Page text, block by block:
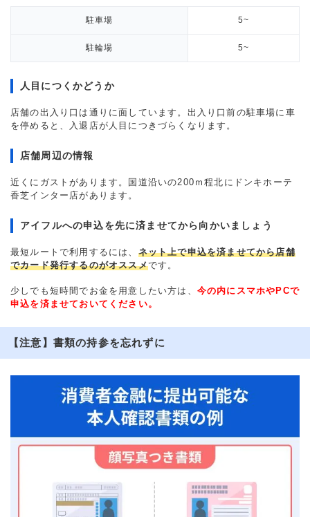
駐車場 5~
駐輪場 5~
人目につくかどうか
店舗の出入り口は通りに面しています。出入り口前の駐車場に車
を停めると、入退店が人目につきづらくなります。
店舗周辺の情報
近くにガストがあります。国道沿いの200ｍ程北にドンキホーテ
香芝インター店があります。
アイフルへの申込を先に済ませてから向かいましょう
最短ルートで利用するには、 ネット上で申込を済ませてから店舗
でカード発行するのがオススメです。
少しでも短時間でお金を用意したい方は、 今の内にスマホやPCで
申込を済ませておいてください。
【注意】書類の持参を忘れずに